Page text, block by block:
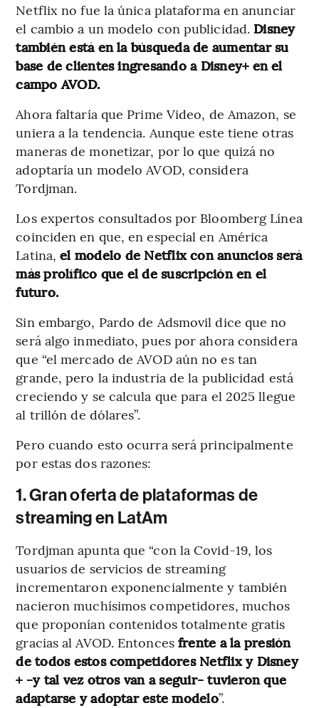
Netflix no fue la única plataforma en anunciar
el cambio a un modelo con publicidad. Disney
también está en la búsqueda de aumentar su
base de clientes ingresando a Disney+ en el
campo AVOD.
Ahora faltaría que Prime Video, de Amazon, se
uniera a la tendencia. Aunque este tiene otras
maneras de monetizar, por lo que quizá no
adoptaría un modelo AVOD, considera
Tordjman.
Los expertos consultados por Bloomberg Línea
coinciden en que, en especial en América
Latina,el modelo de Netflix con anuncios será
más prolífico que el de suscripción en el
futuro.
Sin embargo, Pardo de Adsmovil dice que no
será algo inmediato, pues por ahora considera
que “el mercado de AVOD aún no es tan
grande, pero la industria de la publicidad está
creciendo y se calcula que para el 2025 llegue
al trillón de dólares”.
Pero cuando esto ocurra será principalmente
por estas dos razones:
1. Gran oferta de plataformas de
streaming en LatAm
Tordjman apunta que “con la Covid-19, los
usuarios de servicios de streaming
incrementaron exponencialmente y también
nacieron muchísimos competidores, muchos
que proponían contenidos totalmente gratis
gracias al AVOD. Entonces frente a la presión
de todos estos competidores Netflix y Disney
+ -y tal vez otros van a seguir- tuvieron que
adaptarse y adoptar este modelo”.